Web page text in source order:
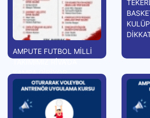
AMPUTE FUTBOL MİLLİ
KAMPA GİRİYOR